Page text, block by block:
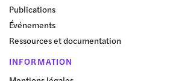
Publications
Événements
Ressources et documentation
INFORMATION